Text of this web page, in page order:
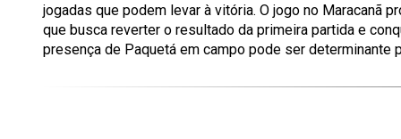
jogadas que podem levar à vitória. O jogo no Maracanã
que busca reverter o resultado da primeira partida e
presença de Paquetá em campo pode ser determinante